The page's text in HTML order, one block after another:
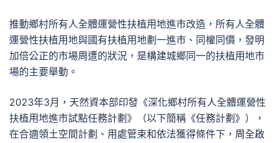
推動鄉村所有人全體運營性扶植用地進市改造，所有人全體
運營性扶植用地與國有扶植用地劃一進市、同權同價，發明
加倍公正的市場周遭的狀況，是構建城鄉同一的扶植用地市
場的主要舉動。
2023年3月，天然資本部印發《深化鄉村所有人全體運營性
扶植用地進市試點任務計劃》（以下簡稱《任務計劃》），
在合適領土空間計劃、用處管束和依法獲得條件下，周全啟